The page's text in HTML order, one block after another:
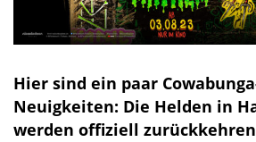
Hier sind ein paar
Neuigkeiten: Die Helden in
werden offiziell